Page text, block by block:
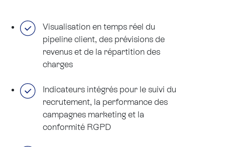
Visualisation en temps réel du
pipeline client, des prévisions de
revenus et de la répartition des
charges
Indicateurs intégrés pour le suivi du
recrutement, la performance des
campagnes marketing et la
conformité RGPD